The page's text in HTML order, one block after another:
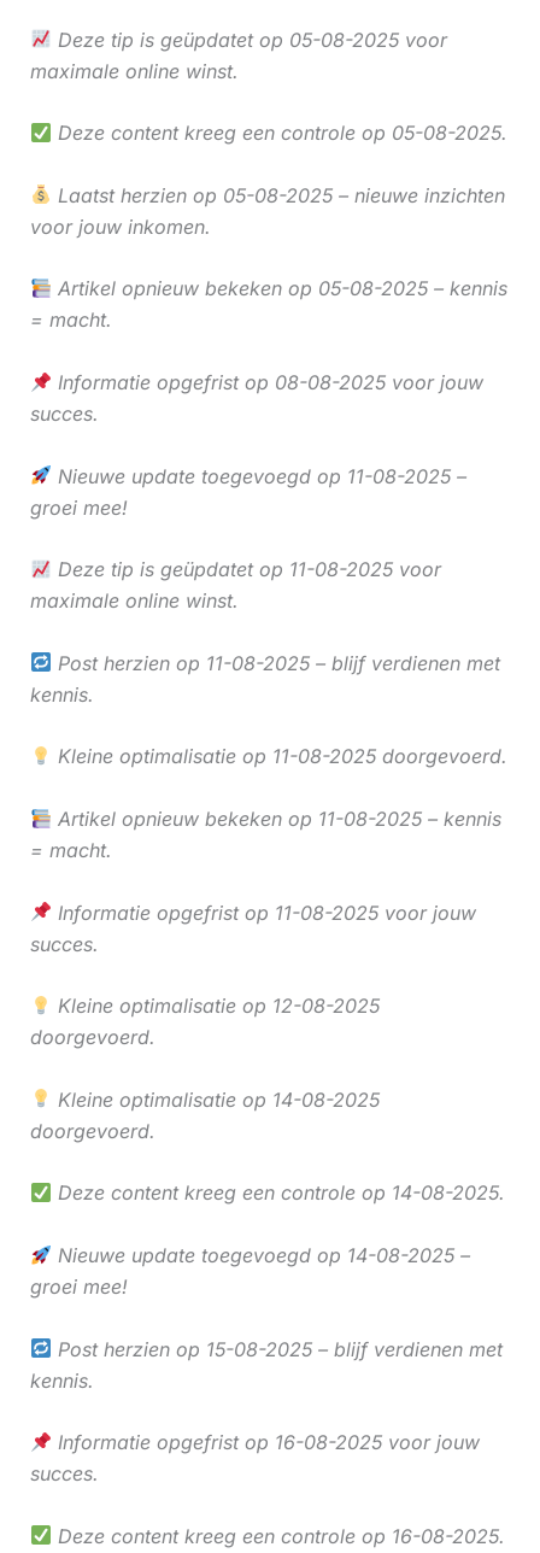
Deze tip is geüpdatet op 05-08-2025 voor
maximale online winst.
Deze content kreeg een controle op 05-08-2025.
Laatst herzien op 05-08-2025 – nieuwe inzichten
voor jouw inkomen.
Artikel opnieuw bekeken op 05-08-2025 – kennis
= macht.
Informatie opgefrist op 08-08-2025 voor jouw
succes.
Nieuwe update toegevoegd op 11-08-2025 –
groei mee!
Deze tip is geüpdatet op 11-08-2025 voor
maximale online winst.
Post herzien op 11-08-2025 – blijf verdienen met
kennis.
Kleine optimalisatie op 11-08-2025 doorgevoerd.
Artikel opnieuw bekeken op 11-08-2025 – kennis
= macht.
Informatie opgefrist op 11-08-2025 voor jouw
succes.
Kleine optimalisatie op 12-08-2025
doorgevoerd.
Kleine optimalisatie op 14-08-2025
doorgevoerd.
Deze content kreeg een controle op 14-08-2025.
Nieuwe update toegevoegd op 14-08-2025 –
groei mee!
Post herzien op 15-08-2025 – blijf verdienen met
kennis.
Informatie opgefrist op 16-08-2025 voor jouw
succes.
Deze content kreeg een controle op 16-08-2025.